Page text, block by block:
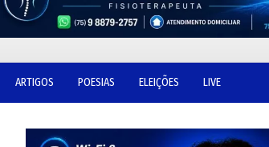
ARTIGOS POESIAS ELEIÇÕES LIVE